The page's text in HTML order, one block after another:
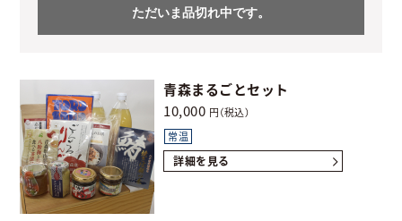
ただいま品切れ中です。
青森まるごとセット
10,000 円（税込）
常温
詳細を見る